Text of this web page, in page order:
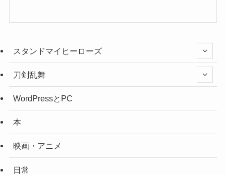
スタンドマイヒーローズ
刀剣乱舞
WordPressとPC
本
映画・アニメ
日常